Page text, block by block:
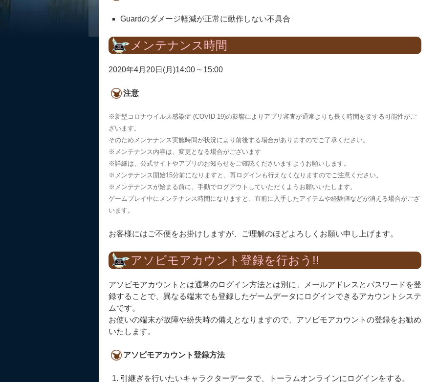
Guardのダメージ軽減が正常に動作しない不具合
メンテナンス時間
2020年4月20日(月)14:00 ~ 15:00
注意
※新型コロナウイルス感染症 (COVID-19)の影響によりアプリ審査が通常よりも長く時間を要する可能性がご
ざいます。
そのためメンテナンス実施時間が状況により前後する場合がありますのでご了承ください。
※メンテナンス内容は、変更となる場合がございます
※詳細は、公式サイトやアプリのお知らせをご確認くださいますようお願いします。
※メンテナンス開始15分前になりますと、再ログインも行えなくなりますのでご注意ください。
※メンテナンスが始まる前に、手動でログアウトしていただくようお願いいたします。
ゲームプレイ中にメンテナンス時間になりますと、直前に入手したアイテムや経験値などが消える場合がござ
います。
お客様にはご不便をお掛けしますが、ご理解のほどよろしくお願い申し上げます。
アソビモアカウント登録を行おう!!
アソビモアカウントとは通常のログイン方法とは別に、メールアドレスとパスワードを登
録することで、異なる端末でも登録したゲームデータにログインできるアカウントシステ
ムです。
お使いの端末が故障や紛失時の備えとなりますので、アソビモアカウントの登録をお勧め
いたします。
アソビモアカウント登録方法
引継ぎを行いたいキャラクターデータで、トーラムオンラインにログインをする。